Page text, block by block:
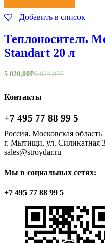
Добавить в список
Теплоноситель
Standart 20 л
5 020,00Р6 024,00Р
Контакты
+7 495 77 88 99 5
Россия. Московская область
г. Мытищи, ул. Силикатная
sales@stroydar.ru
Мы в социальных сетях:
+7 495 77 88 99 5